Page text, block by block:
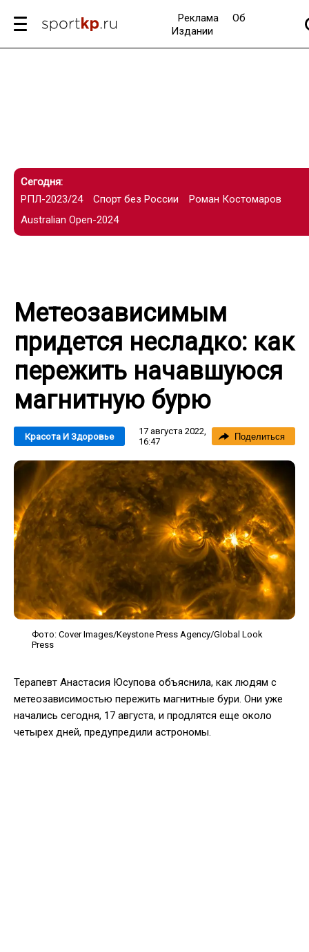
Реклама
Об
Издании
Сегодня:
РПЛ-2023/24
Спорт без России
Роман Костомаров
Australian Open-2024
Метеозависимым
придется несладко: как
пережить начавшуюся
магнитную бурю
Красота И Здоровье
17 августа 2022,
16:47
Поделиться
Фото: Cover Images/Keystone Press Agency/Global Look
Press
Терапевт Анастасия Юсупова объяснила, как людям с
метеозависимостью пережить магнитные бури. Они уже
начались сегодня, 17 августа, и продлятся еще около
четырех дней, предупредили астрономы.